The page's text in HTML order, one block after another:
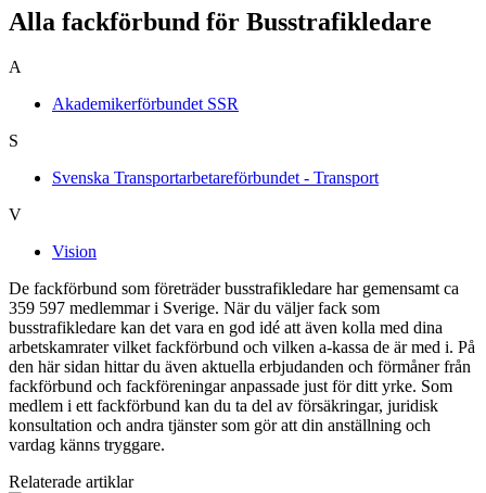
Alla fackförbund för Busstrafikledare
A
Akademikerförbundet SSR
S
Svenska Transportarbetareförbundet - Transport
V
Vision
De fackförbund som företräder busstrafikledare har gemensamt ca
359 597 medlemmar i Sverige. När du väljer fack som
busstrafikledare kan det vara en god idé att även kolla med dina
arbetskamrater vilket fackförbund och vilken a-kassa de är med i. På
den här sidan hittar du även aktuella erbjudanden och förmåner från
fackförbund och fackföreningar anpassade just för ditt yrke. Som
medlem i ett fackförbund kan du ta del av försäkringar, juridisk
konsultation och andra tjänster som gör att din anställning och
vardag känns tryggare.
Relaterade artiklar